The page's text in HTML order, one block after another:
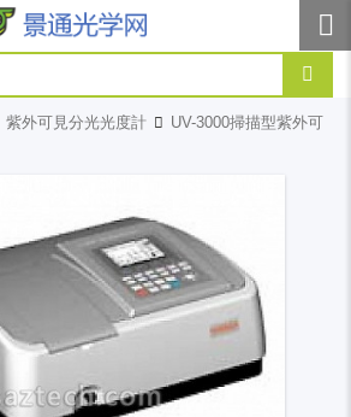
紫外可見分光光度計
UV-3000掃描型紫外可